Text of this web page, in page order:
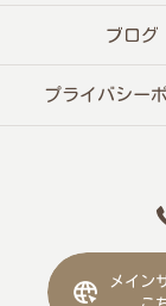
メイン
ブログ
プライバシー
© 2026 群馬県前橋